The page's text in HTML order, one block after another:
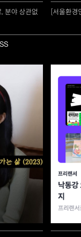
분야 상관없
살아남는
[서울환경